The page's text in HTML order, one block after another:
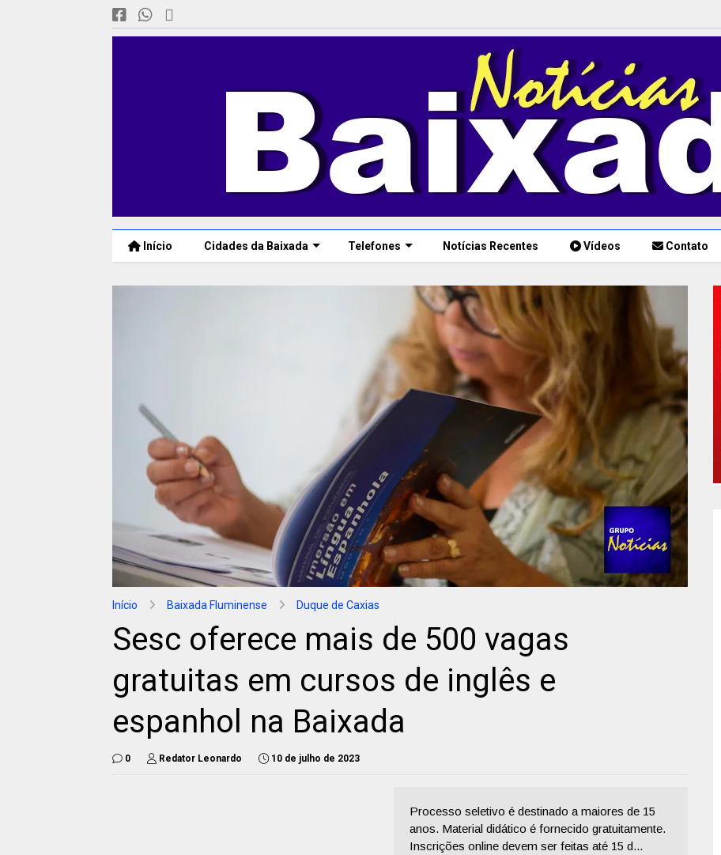
Início Cidades da Baixada Telefones Notícias Recentes Vídeos Contato
Início Baixada Fluminense Duque de Caxias
Sesc oferece mais de 500 vagas
gratuitas em cursos de inglês e
espanhol na Baixada
0 Redator Leonardo 10 de julho de 2023
Processo seletivo é destinado a maiores de 15
anos. Material didático é fornecido gratuitamente.
Inscrições online devem ser feitas até 15 d...